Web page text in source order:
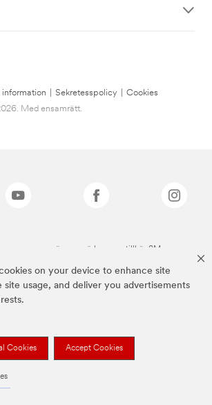
on your device to enhance site
site usage, and deliver you advertisements
Cookies Accept Cookies
information Sekretesspolicy
Cookies
Med ensamrätt.
anges ovan är varumärken som tillhör 3M.